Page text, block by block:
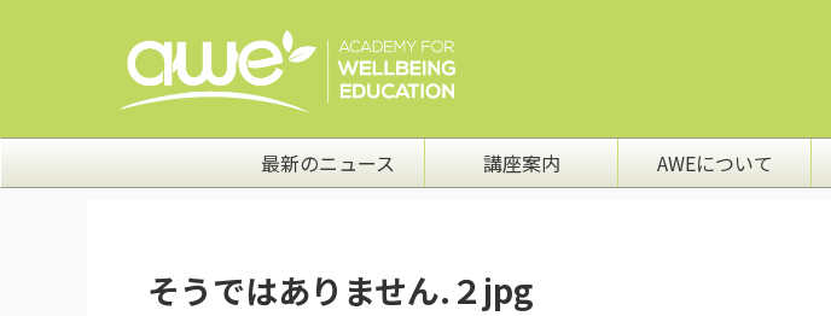
最新のニュース 講座案内 AWEについて
そうではありません.２jpg